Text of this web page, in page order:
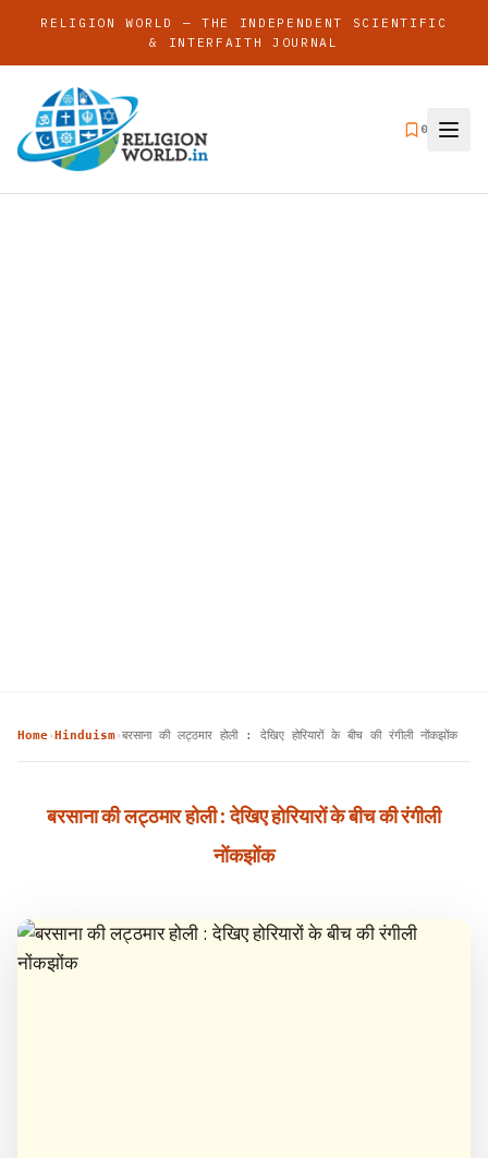
RELIGION WORLD — THE INDEPENDENT SCIENTIFIC
& INTERFAITH JOURNAL
0
Home› Hinduism›बरसाना की लट्ठमार होली : देखिए होरियारों के बीच की रंगीली नोंकझोंक
बरसाना की लट्ठमार होली : देखिए होरियारों के बीच की रंगीली
नोंकझोंक